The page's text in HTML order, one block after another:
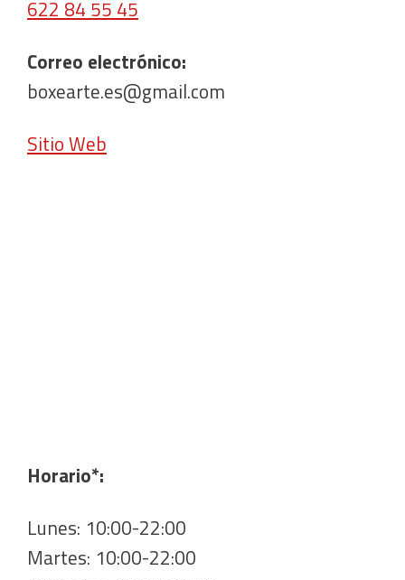
622 84 55 45
Correo electrónico:
boxearte.es@gmail.com
Sitio Web
Horario*:
Lunes: 10:00-22:00
Martes: 10:00-22:00